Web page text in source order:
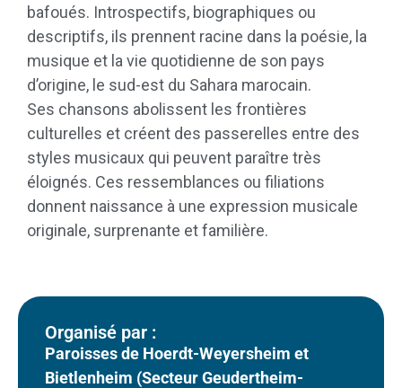
bafoués. Introspectifs, biographiques ou
descriptifs, ils prennent racine dans la poésie, la
musique et la vie quotidienne de son pays
d’origine, le sud-est du Sahara marocain.
Ses chansons abolissent les frontières
culturelles et créent des passerelles entre des
styles musicaux qui peuvent paraître très
éloignés. Ces ressemblances ou filiations
donnent naissance à une expression musicale
originale, surprenante et familière.
Organisé par :
Paroisses de Hoerdt-Weyersheim et
Bietlenheim (Secteur Geudertheim-